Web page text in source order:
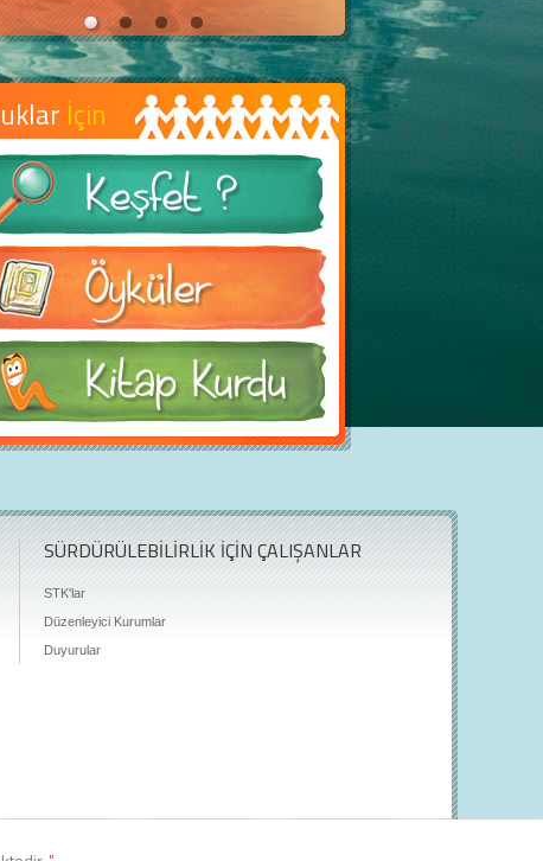
İçin
SÜRDÜRÜLEBİLİRLİK İÇİN ÇALIŞANLAR
STK'lar
Düzenleyici Kurumlar
Duyurular